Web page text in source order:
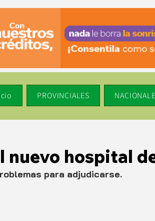
PROVINCIALES
nuevo hospital
para adjudicarse.